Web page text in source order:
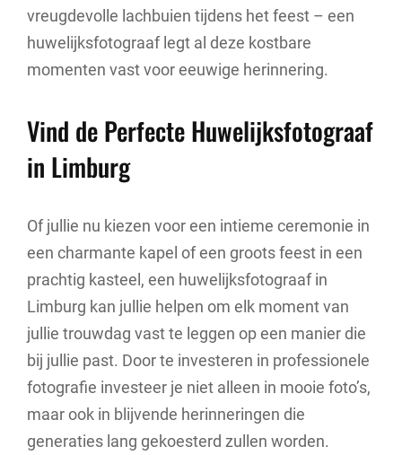
vreugdevolle lachbuien tijdens het feest – een
huwelijksfotograaf legt al deze kostbare
momenten vast voor eeuwige herinnering.
Vind de Perfecte Huwelijksfotograaf
in Limburg
Of jullie nu kiezen voor een intieme ceremonie in
een charmante kapel of een groots feest in een
prachtig kasteel, een huwelijksfotograaf in
Limburg kan jullie helpen om elk moment van
jullie trouwdag vast te leggen op een manier die
bij jullie past. Door te investeren in professionele
fotografie investeer je niet alleen in mooie foto’s,
maar ook in blijvende herinneringen die
generaties lang gekoesterd zullen worden.